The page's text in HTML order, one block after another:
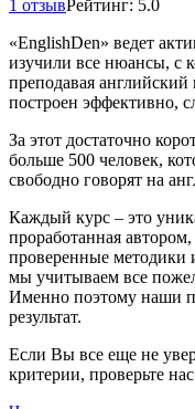
1 отзывРейтинг: 5.0
«EnglishDen» ведет
изучили все нюансы, с
преподавая
построен эффективно,
За этот достаточно
больше 500 человек,
свободно говорят на
Каждый курс – это
проработанная
проверенные методики
мы учитываем все
Именно поэтому наши
результат.
Если Вы все еще не
критерии, проверьте